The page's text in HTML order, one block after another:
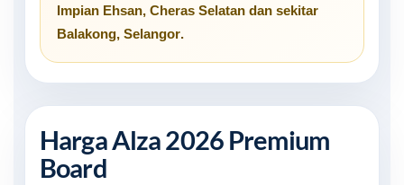
Impian Ehsan, Cheras Selatan dan sekitar
Balakong, Selangor.
Harga Alza 2026 Premium
Board